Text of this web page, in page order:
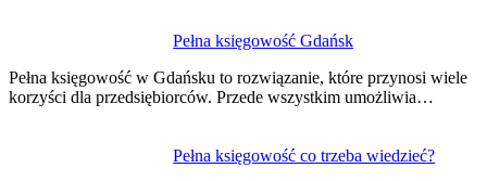
Pełna księgowość Gdańsk
Pełna księgowość w Gdańsku to rozwiązanie, które przynosi wiele
korzyści dla przedsiębiorców. Przede wszystkim umożliwia…
Pełna księgowość co trzeba wiedzieć?